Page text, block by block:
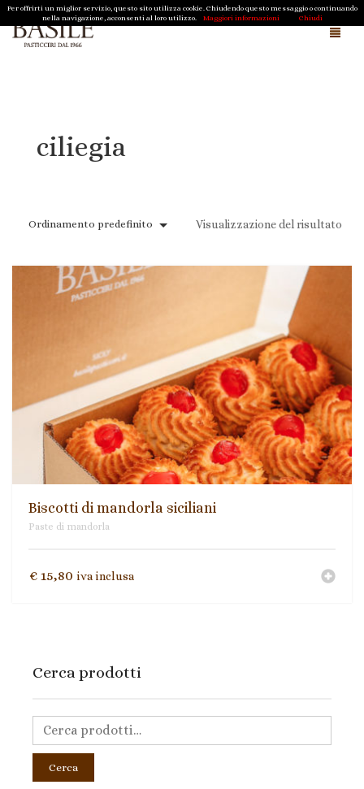
Cioccolato della Sergenzia di Scicli
Pasqua
Biscotti Tipici Ragusani
Caramelle di Sicilia
Ingredienti per ricette
Biscotti Integrali Senza Olio di Palma
Mieli di Sicilia
Paste di mandorla
Prodotti tipici siciliani
Regali Aziendali
Natale
ciliegia
Ordinamento predefinito Visualizzazione del risultato
Biscotti di mandorla siciliani
Paste di mandorla
€ 15,80 iva inclusa
Cerca prodotti
Cerca
Per offrirti un miglior servizio, questo sito utilizza cookie. Chiudendo questo messaggio o continuando
nella navigazione, acconsenti al loro utilizzo.
Maggiori informazioni Chiudi